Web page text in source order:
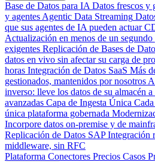
Base de Datos para IA Datos frescos y
y agentes Agentic Data Streaming
que sus agentes de IA pueden actuar
Actualización en menos de un segundo
exigentes Replicación de Bases de
datos en vivo sin afectar su carga de
horas Integración de Datos SaaS Más
gestionados, mantenidos por nosotros
inverso: lleve los datos de su almacén a
avanzadas Capa de Ingesta Única
única plataforma gobernada
Incorpore datos on-premise y de
Replicación de Datos SAP Integración
middleware, sin RFC
Plataforma Conectores Precios Casos